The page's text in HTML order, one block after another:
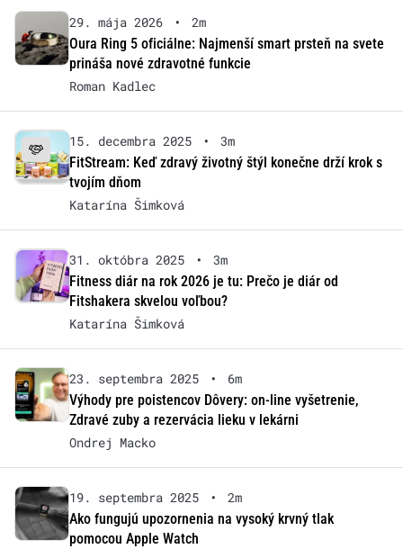
29. mája 2026 •
2m
Oura Ring 5 oficiálne: Najmenší smart prsteň na svete
prináša nové zdravotné funkcie
Roman Kadlec
15. decembra 2025 •
3m
FitStream: Keď zdravý životný štýl konečne drží krok s
tvojím dňom
Katarína Šimková
31. októbra 2025 •
3m
Fitness diár na rok 2026 je tu: Prečo je diár od
Fitshakera skvelou voľbou?
Katarína Šimková
23. septembra 2025 •
6m
Výhody pre poistencov Dôvery: on-line vyšetrenie,
Zdravé zuby a rezervácia lieku v lekárni
Ondrej Macko
19. septembra 2025 •
2m
Ako fungujú upozornenia na vysoký krvný tlak
pomocou Apple Watch